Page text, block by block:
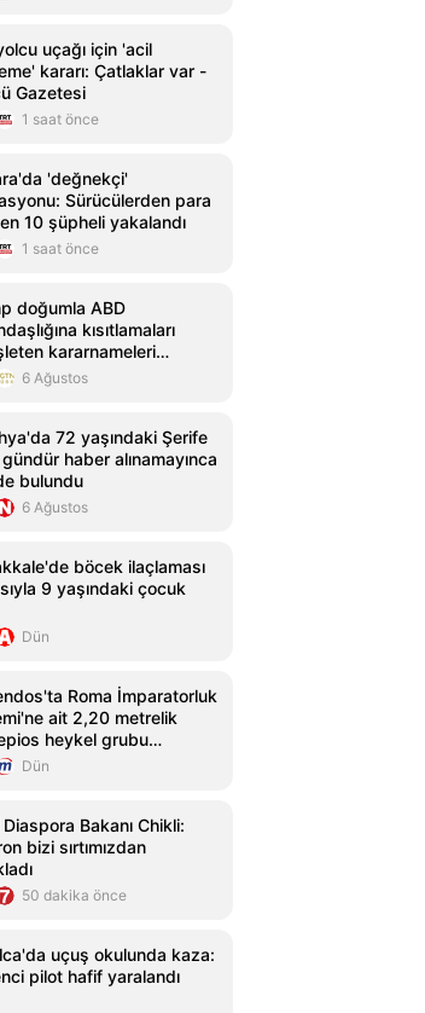
uçağı için 'acil
kararı: Çatlaklar var -
Gazetesi
1 saat önce
'değnekçi'
Sürücülerden para
10 şüpheli yakalandı
1 saat önce
doğumla ABD
kısıtlamaları
kararnameleri
6 Ağustos
72 yaşındaki Şerife
haber alınamayınca
bulundu
6 Ağustos
böcek ilaçlaması
9 yaşındaki çocuk
Dün
Roma İmparatorluk
ait 2,20 metrelik
heykel grubu
Dün
Bakanı Chikli:
bizi sırtımızdan
50 dakika önce
uçuş okulunda kaza:
pilot hafif yaralandı